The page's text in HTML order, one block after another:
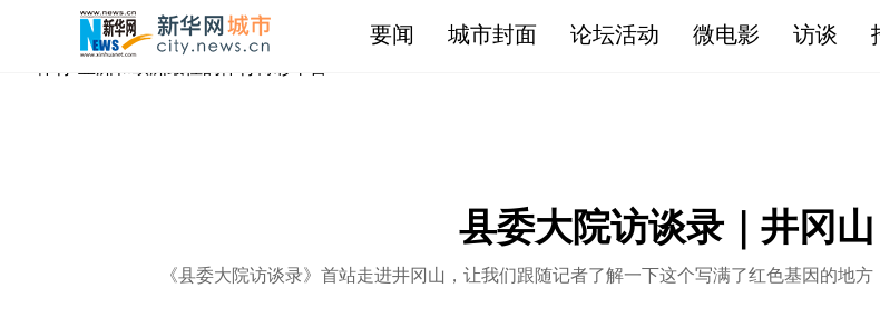
IM体育-亚洲和欧洲最佳的体育博彩平台
要闻 城市封面 论坛活动 微电影 访谈
县委大院访谈录｜井冈
《县委大院访谈录》首站走进井冈山，让我们跟随记者了解一下这个写满了红色基因的地